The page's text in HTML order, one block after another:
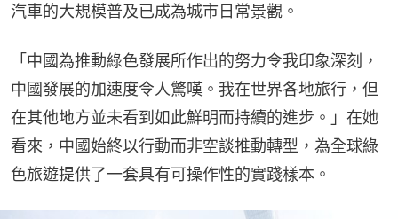
汽車的大規模普及已成為城市日常景觀。
「中國為推動綠色發展所作出的努力令我印象深刻，
中國發展的加速度令人驚嘆。我在世界各地旅行，但
在其他地方並未看到如此鮮明而持續的進步。」在她
看來，中國始終以行動而非空談推動轉型，為全球綠
色旅遊提供了一套具有可操作性的實踐樣本。